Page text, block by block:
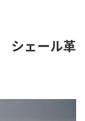
シェール革